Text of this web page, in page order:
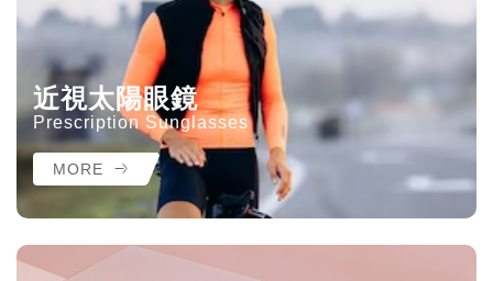
近視太陽眼鏡
Prescription Sunglasses
MORE